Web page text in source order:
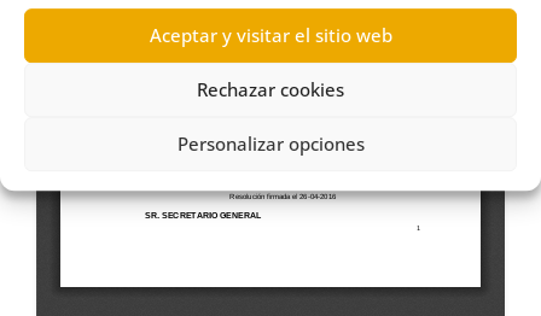
Aceptar y visitar el sitio web
Rechazar cookies
Personalizar opciones